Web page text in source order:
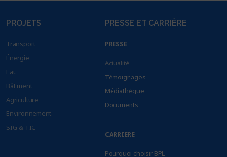
PROJETS
Transport
Énergie
Eau
Bâtiment
Agriculture
Environnement
SIG & TIC
PRESSE ET CARRIÈRE
PRESSE
Actualité
Témoignages
Médiathèque
Documents
CARRIERE
Pourquoi choisir BPL